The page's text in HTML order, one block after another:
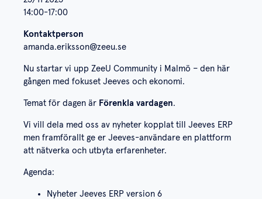
14:00-17:00
Kontaktperson
amanda.eriksson@zeeu.se
Nu startar vi upp ZeeU Community i Malmö – den här
gången med fokuset Jeeves och ekonomi.
Temat för dagen är Förenkla vardagen.
Vi vill dela med oss av nyheter kopplat till Jeeves ERP
men framförallt ge er Jeeves-användare en plattform
att nätverka och utbyta erfarenheter.
Agenda:
Nyheter Jeeves ERP version 6